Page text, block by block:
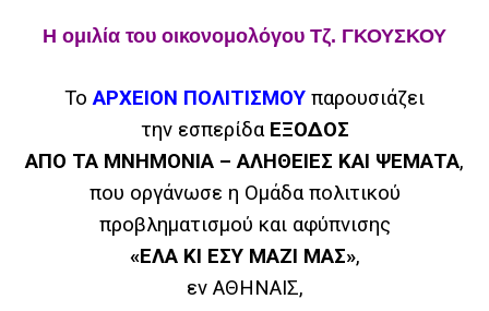
Η ομιλία του οικονομολόγου Τζ. ΓΚΟΥΣΚΟΥ
ΤοΑΡΧΕΙΟΝ ΠΟΛΙΤΙΣΜΟΥ παρουσιάζει
την εσπερίδα ΕΞΟΔΟΣ
ΑΠΟ ΤΑ ΜΝΗΜΟΝΙΑ – ΑΛΗΘΕΙΕΣ ΚΑΙ ΨΕΜΑΤΑ,
που οργάνωσε η Ομάδα πολιτικού
προβληματισμού και αφύπνισης
«ΕΛΑ ΚΙ ΕΣΥ ΜΑΖΙ ΜΑΣ»,
εν ΑΘΗΝΑΙΣ,